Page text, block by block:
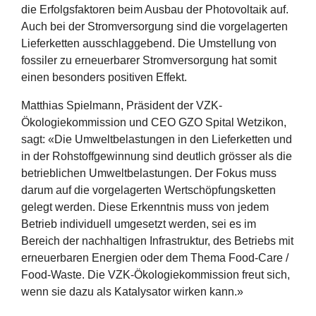
die Erfolgsfaktoren beim Ausbau der Photovoltaik auf.
Auch bei der Stromversorgung sind die vorgelagerten
Lieferketten ausschlaggebend. Die Umstellung von
fossiler zu erneuerbarer Stromversorgung hat somit
einen besonders positiven Effekt.
Matthias Spielmann, Präsident der VZK-
Ökologiekommission und CEO GZO Spital Wetzikon,
sagt: «Die Umweltbelastungen in den Lieferketten und
in der Rohstoffgewinnung sind deutlich grösser als die
betrieblichen Umweltbelastungen. Der Fokus muss
darum auf die vorgelagerten Wertschöpfungsketten
gelegt werden. Diese Erkenntnis muss von jedem
Betrieb individuell umgesetzt werden, sei es im
Bereich der nachhaltigen Infrastruktur, des Betriebs mit
erneuerbaren Energien oder dem Thema Food-Care /
Food-Waste. Die VZK-Ökologiekommission freut sich,
wenn sie dazu als Katalysator wirken kann.»